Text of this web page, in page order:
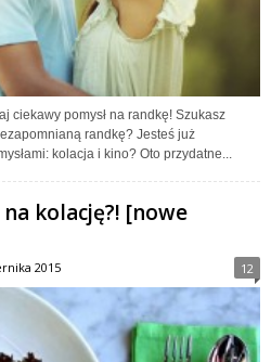
ciekawy pomysł na randkę! Szukasz
randkę? Jesteś już
kolacja i kino? Oto przydatne...
na kolację?! [nowe
2015 12